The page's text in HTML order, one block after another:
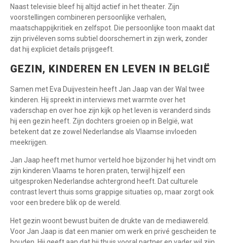
Naast televisie bleef hij altijd actief in het theater. Zijn
voorstellingen combineren persoonlijke verhalen,
maatschappijkritiek en zelfspot. Die persoonlijke toon maakt dat
zijn privéleven soms subtiel doorschemert in zijn werk, zonder
dat hij expliciet details prijsgeeft.
GEZIN, KINDEREN EN LEVEN IN BELGIË
Samen met Eva Duijvestein heeft Jan Jaap van der Wal twee
kinderen. Hij spreekt in interviews met warmte over het
vaderschap en over hoe zijn kijk op het leven is veranderd sinds
hij een gezin heeft. Zijn dochters groeien op in België, wat
betekent dat ze zowel Nederlandse als Vlaamse invloeden
meekrijgen.
Jan Jaap heeft met humor verteld hoe bijzonder hij het vindt om
zijn kinderen Vlaams te horen praten, terwijl hijzelf een
uitgesproken Nederlandse achtergrond heeft. Dat culturele
contrast levert thuis soms grappige situaties op, maar zorgt ook
voor een bredere blik op de wereld.
Het gezin woont bewust buiten de drukte van de mediawereld.
Voor Jan Jaap is dat een manier om werk en privé gescheiden te